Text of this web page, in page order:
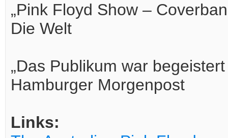
„Pink Floyd Show –
Die Welt
„Das Publikum war
Hamburger Morgenpost
Links: